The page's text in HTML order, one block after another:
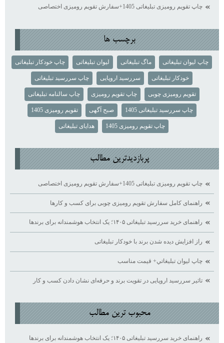
چاپ تقویم رومیزی تبلیغاتی 1405+سفارش تقویم رومیزی اختصاصی
برچسب ها
چاپ لیوان تبلیغاتی ماگ تبلیغاتی لیوان تبلیغاتی چاپ خودکار تبلیغاتی
خودکار تبلیغاتی سررسید اروپایی چاپ سررسید تبلیغاتی
تقویم رومیزی چوبی چاپ تقویم رومیزی چاپ سالنامه تبلیغاتی
چاپ سررسید تبلیغاتی 1405 صبح آگهی تقویم رومیزی 1405
چاپ تقویم رومیزی 1405 هدایای تبلیغاتی
پربازديدترين مطالب
چاپ تقویم رومیزی تبلیغاتی 1405+سفارش تقویم رومیزی اختصاصی
راهنمای کامل سفارش تقویم رومیزی چوبی برای کسب ‌و کارها
راهنمای خرید سررسید تبلیغاتی ۱۴۰۵؛ یک انتخاب هوشمندانه برای برندها
راز افزایش دیده ‌شدن برند با خودکار تبلیغاتی
چاپ ليوان تبليغاتي+ قيمت مناسب
تاثیر سررسید اروپایی در تقویت برند و حرفه‌ای نشان دادن کسب ‌و کار
محبوب ترين مطالب
راهنمای خرید سررسید تبلیغاتی ۱۴۰۵؛ یک انتخاب هوشمندانه برای برندها